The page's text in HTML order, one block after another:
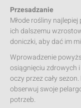
Przesadzanie
Młode rośliny
ich dalszemu
doniczki, aby dać im
Wprowadzenie
osiągnięciu zdrowych
oczy przez cały
obserwuj swoje
potrzeb.